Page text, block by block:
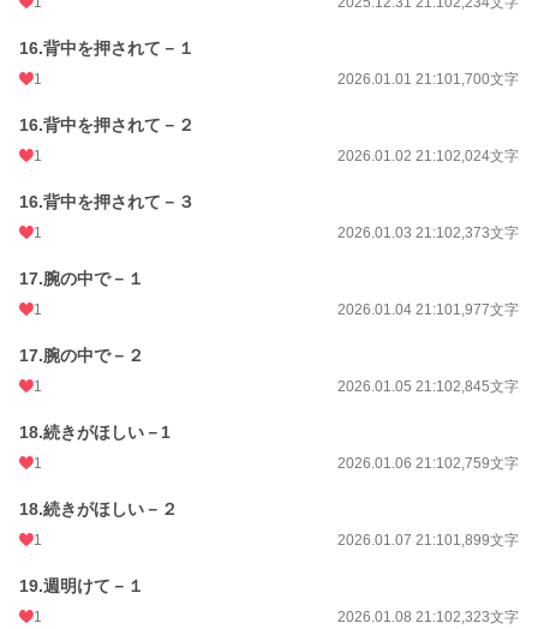
16.背中を押されて－１
1 2026.01.01 21:101,700文字
16.背中を押されて－２
1 2026.01.02 21:102,024文字
16.背中を押されて－３
1 2026.01.03 21:102,373文字
17.腕の中で－１
1 2026.01.04 21:101,977文字
17.腕の中で－２
1 2026.01.05 21:102,845文字
18.続きがほしい－1
1 2026.01.06 21:102,759文字
18.続きがほしい－２
1 2026.01.07 21:101,899文字
19.週明けて－１
1 2026.01.08 21:102,323文字